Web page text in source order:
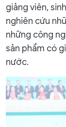
giảng viên,
nghiên cứu
những công
sản phẩm có
nước.